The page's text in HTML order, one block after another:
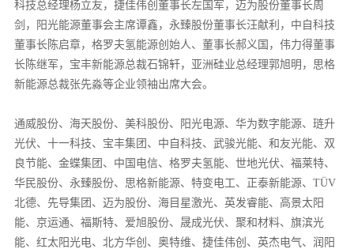
科技总经理杨立友，捷佳伟创董事长左国军，迈为股份董事长周
剑，阳光能源董事会主席谭鑫，永臻股份董事长汪献利，中自科技
董事长陈启章，格罗夫氢能源创始人、董事长郝义国，伟力得董事
长陈继军，宝丰新能源总裁石锦轩，亚洲硅业总经理郭旭明，思格
新能源总裁张先淼等企业领袖出席大会。
通威股份、海天股份、美科股份、阳光电源、华为数字能源、琏升
光伏、十一科技、宝丰集团、中自科技、武骏光能、和友光能、双
良节能、金蝶集团、中国电信、格罗夫氢能、世地光伏、福莱特、
华民股份、永臻股份、思格新能源、特变电工、正泰新能源、TÜV
北德、先导集团、迈为股份、海目星激光、英发睿能、高景太阳
能、京运通、福斯特、爱旭股份、晟成光伏、聚和材料、旗滨光
能、红太阳光电、北方华创、奥特维、捷佳伟创、英杰电气、润阳